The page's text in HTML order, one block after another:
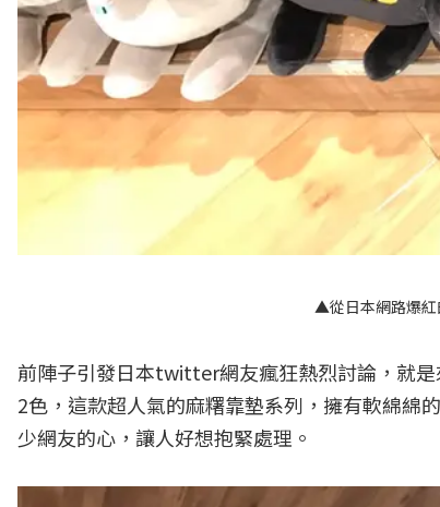
▲從日本網路爆紅
前陣子引發日本twitter網友瘋狂熱烈討論，就
2色，這款超人氣的麻糬靠墊系列，擁有軟綿綿
少網友的心，讓人好想抱緊處理。